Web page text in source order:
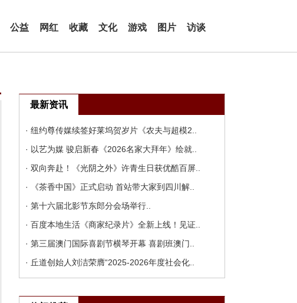
公益 网红 收藏 文化 游戏 图片 访谈
最新资讯
· 纽约尊传媒续签好莱坞贺岁片《农夫与超模2..
· 以艺为媒 骏启新春《2026名家大拜年》绘就..
· 双向奔赴！《光阴之外》许青生日获优酷百屏..
· 《茶香中国》正式启动 首站带大家到四川解..
· 第十六届北影节东郎分会场举行..
· 百度本地生活《商家纪录片》全新上线！见证..
· 第三届澳门国际喜剧节横琴开幕 喜剧班澳门..
· 丘道创始人刘洁荣膺“2025-2026年度社会化..